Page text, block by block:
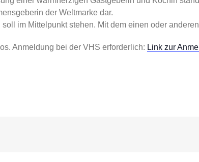
der Weltmarke dar.
im Mittelpunkt stehen. Mit dem einen oder
Anmeldung bei der VHS erforderlich: Link zur